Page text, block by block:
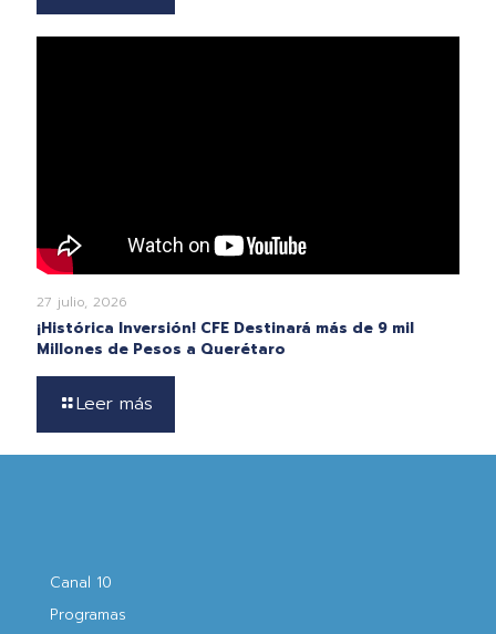
27 julio, 2026
¡Histórica Inversión! CFE Destinará más de 9 mil
Millones de Pesos a Querétaro
Leer más
Canal 10
Programas